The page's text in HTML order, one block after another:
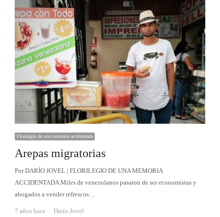
Florilegio de una memoria accidentada
Arepas migratorias
Por DARÍO JOVEL | FLORILEGIO DE UNA MEMORIA
ACCIDENTADA Miles de venezolanos pasaron de ser economistas y
abogados a vender refrescos…
7 años hace Autor
Darío Jovel